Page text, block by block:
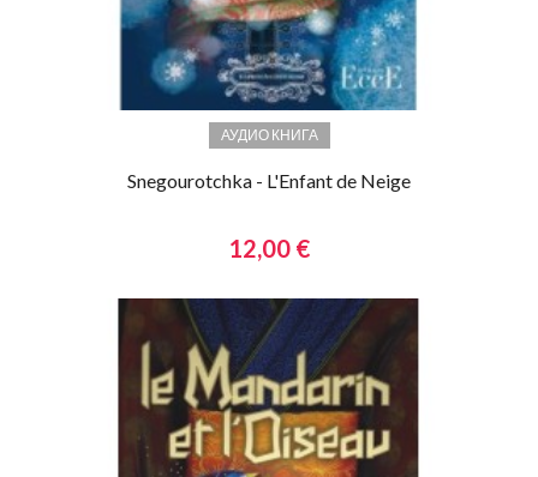
АУДИО КНИГА
Snegourotchka - L'Enfant de Neige
12,00 €